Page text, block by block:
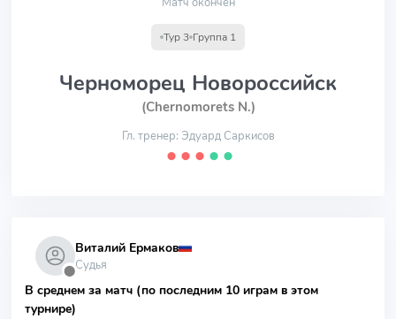
Тур 3 Группа 1
Черноморец Новороссийск
(Chernomorets N.)
Гл. тренер: Эдуард Саркисов
⬤ ⬤ ⬤ ⬤ ⬤
⬤
Виталий Ермаков
Судья
В среднем за матч (по последним 10 играм в этом
турнире)